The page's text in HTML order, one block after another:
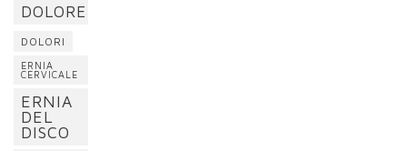
DOLORE
DOLORI
ERNIA
CERVICALE
ERNIA
DEL
DISCO